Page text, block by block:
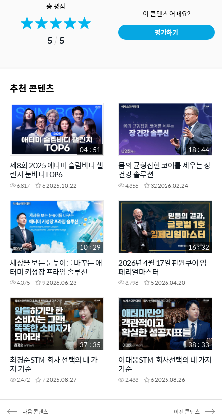
총 평점
5/ 5
이 콘텐츠 어때요?
평가하기
추천 콘텐츠
제8회 2025 애터미 슬림바디 챌
린지 눈바디TOP6
6,817 62025.10.22
04 : 51
몸의 균형잡힌 코어를 세우는 장
건강 솔루션
4,356 322026.02.24
18 : 44
세상을 보는 눈높이를 바꾸는 애
터미 키성장 프라임 솔루션
4,075 92026.06.23
10 : 29
2026년 4월 17일 판원쿠이 임
페리얼마스터
3,798 52026.04.20
16 : 32
최경순STM-회사 선택의 네 가
지 기준
2,472 72025.08.27
37 : 35
이대웅STM-회사선택의 네 가지
기준
2,433 62025.08.26
38 : 33
다음 콘텐츠 이전 콘텐츠